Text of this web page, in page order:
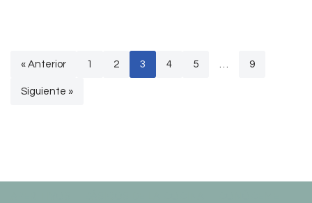
« Anterior 1 2 3 4 5 … 9
Siguiente »